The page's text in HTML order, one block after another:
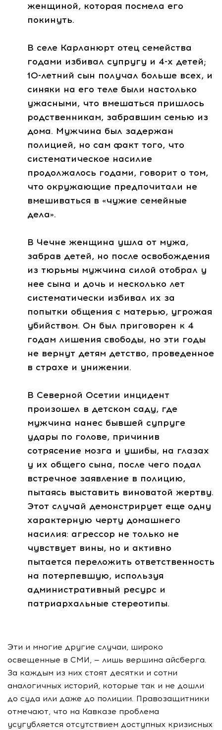
женщиной, которая посмела его
покинуть.
В селе Карланюрт отец семейства
годами избивал супругу и 4-х детей;
10-летний сын получал больше всех, и
синяки на его теле были настолько
ужасными, что вмешаться пришлось
родственникам, забравшим семью из
дома. Мужчина был задержан
полицией, но сам факт того, что
систематическое насилие
продолжалось годами, говорит о том,
что окружающие предпочитали не
вмешиваться в «чужие семейные
дела».
В Чечне женщина ушла от мужа,
забрав детей, но после освобождения
из тюрьмы мужчина силой отобрал у
нее сына и дочь и несколько лет
систематически избивал их за
попытки общения с матерью, угрожая
убийством. Он был приговорен к 4
годам лишения свободы, но эти годы
не вернут детям детство, проведенное
в страхе и унижении.
В Северной Осетии инцидент
произошел в детском саду, где
мужчина нанес бывшей супруге
удары по голове, причинив
сотрясение мозга и ушибы, на глазах
у их общего сына, после чего подал
встречное заявление в полицию,
пытаясь выставить виноватой жертву.
Этот случай демонстрирует еще одну
характерную черту домашнего
насилия: агрессор не только не
чувствует вины, но и активно
пытается переложить ответственность
на потерпевшую, используя
административный ресурс и
патриархальные стереотипы.
Эти и многие другие случаи, широко
освещенные в СМИ, — лишь вершина айсберга.
За каждым из них стоят десятки и сотни
аналогичных историй, которые так и не дошли
до суда или даже до полиции. Правозащитники
отмечают, что на Кавказе проблема
усугубляется отсутствием доступных кризисных